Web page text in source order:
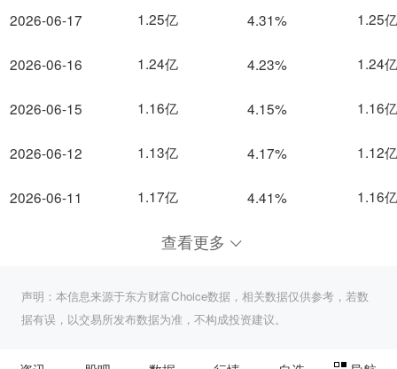
2026-06-17
2026-06-16
2026-06-15
2026-06-12
2026-06-11
1.25亿 4.31% 1.25亿
1.24亿 4.23% 1.24亿
1.16亿 4.15% 1.16亿
1.13亿 4.17% 1.12亿
1.17亿 4.41% 1.16亿
查看更多
声明：本信息来源于东方财富Choice数据，相关数据仅供参考，若数
据有误，以交易所发布数据为准，不构成投资建议。